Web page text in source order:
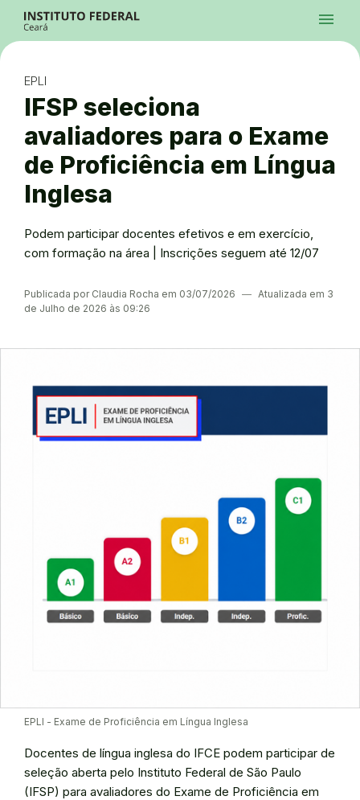
Ir para a busca
Ir para o menu principal
Ir para o conteúdo
Alto Contraste
Login da Área Administrativa
Acessibilidade
menu
InstagramTwitter/XFacebook
EPLI
IFSP seleciona
avaliadores para o Exame
de Proficiência em Língua
Inglesa
Podem participar docentes efetivos e em exercício,
com formação na área | Inscrições seguem até 12/07
Publicada por Claudia Rocha em 03/07/2026 ― Atualizada em 3
de Julho de 2026 às 09:26
EPLI - Exame de Proficiência em Língua Inglesa
Docentes de língua inglesa do IFCE podem participar de
seleção aberta pelo Instituto Federal de São Paulo
(IFSP) para avaliadores do Exame de Proficiência em